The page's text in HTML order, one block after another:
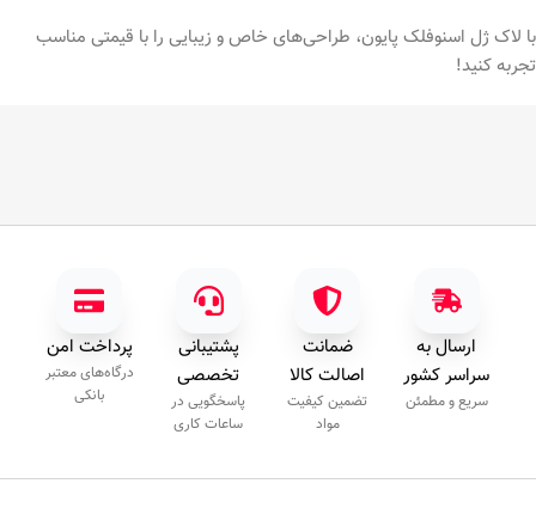
با لاک ژل اسنوفلک پایون، طراحی‌های خاص و زیبایی را با قیمتی مناسب
تجربه کنید!
ارسال به
سراسر کشور
سریع و مطمئن
ضمانت
اصالت کالا
تضمین کیفیت
مواد
پشتیبانی
تخصصی
پاسخگویی در
ساعات کاری
پرداخت امن
درگاه‌های معتبر
بانکی